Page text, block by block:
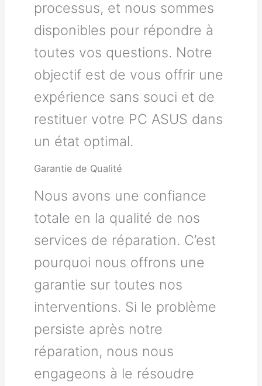
processus, et nous sommes
disponibles pour répondre à
toutes vos questions. Notre
objectif est de vous offrir une
expérience sans souci et de
restituer votre PC ASUS dans
un état optimal.
Garantie de Qualité
Nous avons une confiance
totale en la qualité de nos
services de réparation. C’est
pourquoi nous offrons une
garantie sur toutes nos
interventions. Si le problème
persiste après notre
réparation, nous nous
engageons à le résoudre